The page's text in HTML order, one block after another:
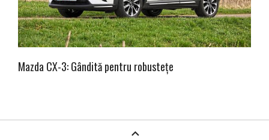
Mazda CX-3: Gândită pentru robustețe